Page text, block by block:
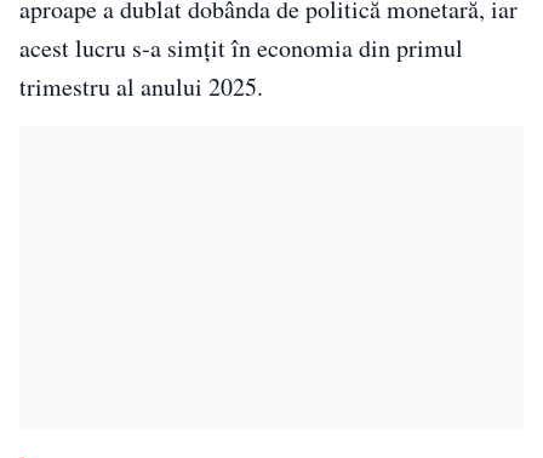
aproape a dublat dobânda de politică monetară, iar
acest lucru s-a simțit în economia din primul
trimestru al anului 2025.